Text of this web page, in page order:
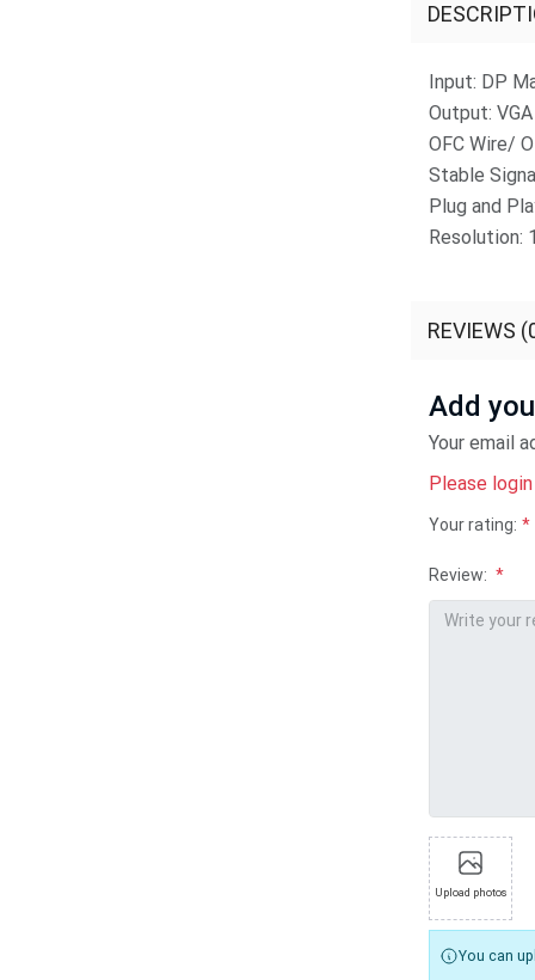
Input: DP
Output:
OFC Wire/
Stable
Plug and
Resolution:
REVIEWS
Add
Your email
Please login
Your rating:
Review:
Upload photos
You can